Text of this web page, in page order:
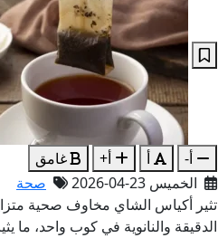
أ- أ أ+
غامق
الخميس 23-04-2026
صحة
تثير أكياس الشاي مخاوف صحية
الدقيقة والنانوية في كوب واحد، ما